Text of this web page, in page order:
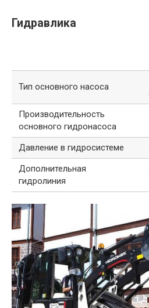
Гидравлика
Тип основного насоса
Производительность
основного гидронасоса
Давление в гидросистеме
Дополнительная
гидролиния